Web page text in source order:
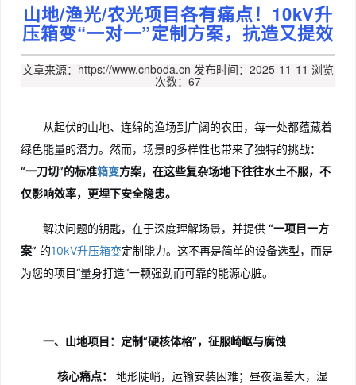
山地/渔光/农光项目各有痛点！10kV升
压箱变“一对一”定制方案，抗造又提效
文章来源：https://www.cnboda.cn 发布时间：2025-11-11 浏览
次数：67
从起伏的山地、连绵的渔场到广阔的农田，每一处都蕴藏着
绿色能量的潜力。然而，场景的多样性也带来了独特的挑战：
“一刀切”的标准箱变方案，在这些复杂场地下往往水土不服，不
仅影响效率，更埋下安全隐患。
解决问题的钥匙，在于深度理解场景，并提供 “一项目一方
案” 的10kV升压箱变定制能力。这不再是简单的设备选型，而是
为您的项目“量身打造”一颗强劲而可靠的能源心脏。
一、山地项目：定制“硬核体格”，征服崎岖与腐蚀
核心痛点：
地形陡峭，运输安装困难；昼夜温差大，湿